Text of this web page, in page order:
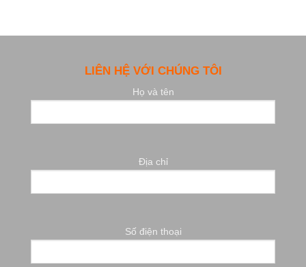
LIÊN HỆ VỚI CHÚNG TÔI
Họ và tên
Địa chỉ
Số điện thoại